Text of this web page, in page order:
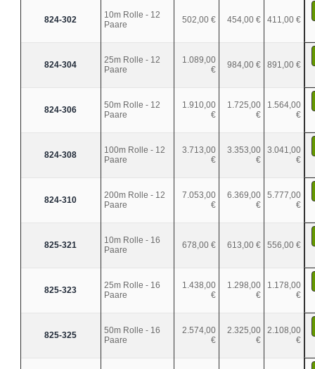
824-302
10m Rolle - 12
Paare
502,00 € 454,00 € 411,00 €
824-304
25m Rolle - 12
Paare
1.089,00
€
984,00 € 891,00 €
824-306
50m Rolle - 12
Paare
1.910,00
€
1.725,00
€
1.564,00
€
824-308
100m Rolle - 12
Paare
3.713,00
€
3.353,00
€
3.041,00
€
824-310
200m Rolle - 12
Paare
7.053,00
€
6.369,00
€
5.777,00
€
825-321
10m Rolle - 16
Paare
678,00 € 613,00 € 556,00 €
825-323
25m Rolle - 16
Paare
1.438,00
€
1.298,00
€
1.178,00
€
825-325
50m Rolle - 16
Paare
2.574,00
€
2.325,00
€
2.108,00
€